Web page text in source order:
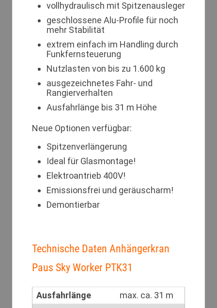
vollhydraulisch mit Spitzenausleger
geschlossene Alu-Profile für noch
mehr Stabilität
extrem einfach im Handling durch
Funkfernsteuerung
Nutzlasten von bis zu 1.600 kg
ausgezeichnetes Fahr- und
Rangierverhalten
Ausfahrlänge bis 31 m Höhe
Neue Optionen verfügbar:
Spitzenverlängerung
Ideal für Glasmontage!
Elektroantrieb 400V!
Emissionsfrei und geräuscharm!
Demontierbar
Technische Daten Anhängerkran
Paus Sky Worker PTK31
Ausfahrlänge
max. ca. 31 m